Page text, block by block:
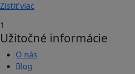
Zistiť viac
1
Užitočné informácie
O nás
Blog